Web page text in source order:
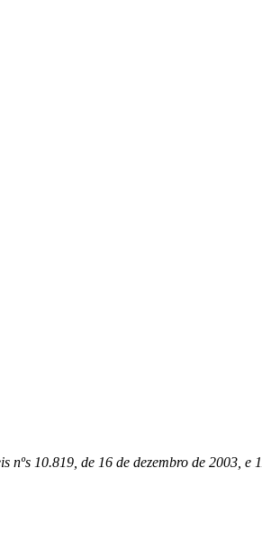
10.819, de 16 de dezembro de 2003,